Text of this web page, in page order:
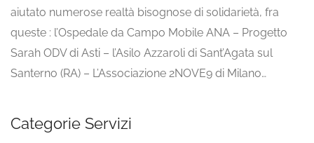
aiutato numerose realtà bisognose di solidarietà, fra
queste : l’Ospedale da Campo Mobile ANA – Progetto
Sarah ODV di Asti – l’Asilo Azzaroli di Sant’Agata sul
Santerno (RA) – L’Associazione 2NOVE9 di Milano…
Categorie Servizi